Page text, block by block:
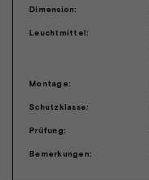
Dimension:
Leuchtmittel:
Montage:
Schutzklasse:
Prüfung:
Bemerkungen: